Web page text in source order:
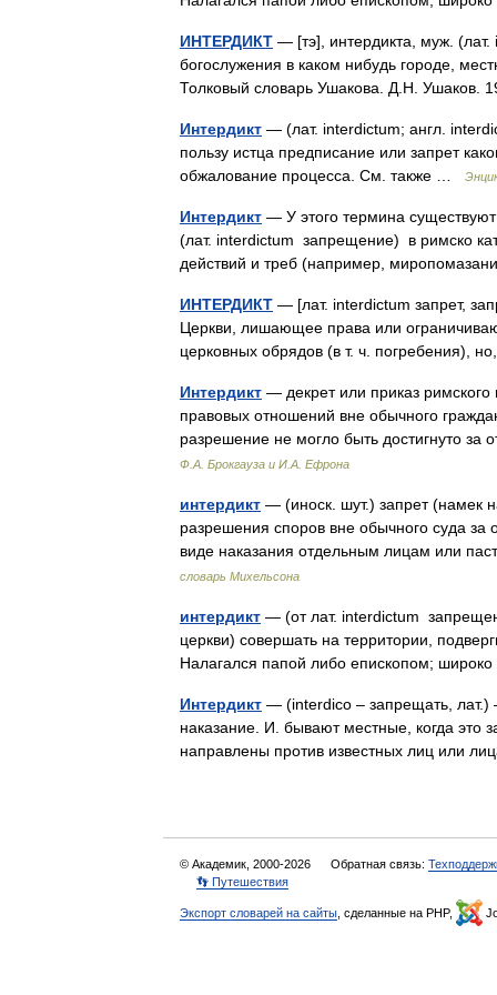
ИНТЕРДИКТ — [тэ], интердикта, муж.
богослужения в каком нибудь городе,
Толковый словарь Ушакова. Д.Н.
Интердикт — (лат. interdictum; англ.
пользу истца предписание или запрет
обжалование процесса. См. также …
Интердикт — У этого термина
(лат. interdictum запрещение) в римско
действий и треб (например,
ИНТЕРДИКТ — [лат. interdictum запрет,
Церкви, лишающее права или
церковных обрядов (в т. ч. погребения),
Интердикт — декрет или приказ
правовых отношений вне обычного
разрешение не могло быть достигнуто
Ф.А. Брокгауза и И.А. Ефрона
интердикт — (иноск. шут.) запрет (намек
разрешения споров вне обычного суда за
виде наказания отдельным лицам или
словарь Михельсона
интердикт — (от лат. interdictum
церкви) совершать на территории,
Налагался папой либо епископом;
Интердикт — (interdico – запрещать, лат.)
наказание. И. бывают местные, когда это
направлены против известных лиц или
© Академик, 2000-2026 Обратная связь:
👣 Путешествия
Экспорт словарей на сайты , сделанные на PHP,